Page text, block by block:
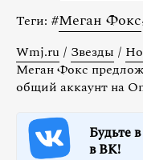
Теги: #Меган Фокс
Wmj.ru / Звезды /
Меган Фокс
общий аккаунт на
Будьте
в ВК!